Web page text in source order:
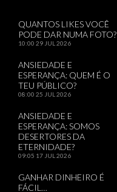
QUANTOS LIKES VOCÊ
PODE DAR NUMA FOTO?
10:00 29 JUL 2026
ANSIEDADE E
ESPERANÇA: QUEM É O
TEU PÚBLICO?
08:00 25 JUL 2026
ANSIEDADE E
ESPERANÇA: SOMOS
DESERTORES DA
ETERNIDADE?
09:05 17 JUL 2026
GANHAR DINHEIRO É
FÁCIL…